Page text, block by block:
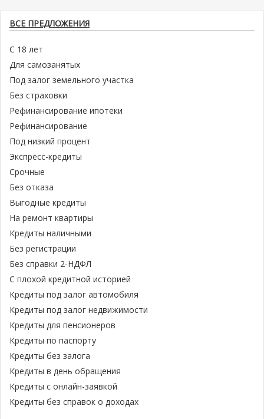
ВСЕ ПРЕДЛОЖЕНИЯ
С 18 лет
Для самозанятых
Под залог земельного участка
Без страховки
Рефинансирование ипотеки
Рефинансирование
Под низкий процент
Экспресс-кредиты
Срочные
Без отказа
Выгодные кредиты
На ремонт квартиры
Кредиты наличными
Без регистрации
Без справки 2-НДФЛ
С плохой кредитной историей
Кредиты под залог автомобиля
Кредиты под залог недвижимости
Кредиты для пенсионеров
Кредиты по паспорту
Кредиты без залога
Кредиты в день обращения
Кредиты с онлайн-заявкой
Кредиты без справок о доходах